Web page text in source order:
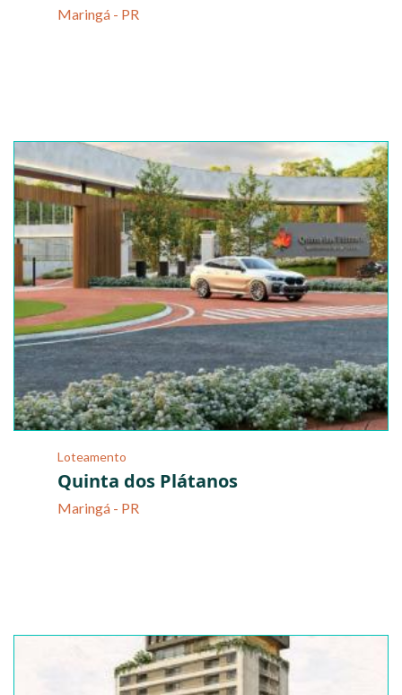
Maringá - PR
Loteamento
Quinta dos Plátanos
Maringá - PR